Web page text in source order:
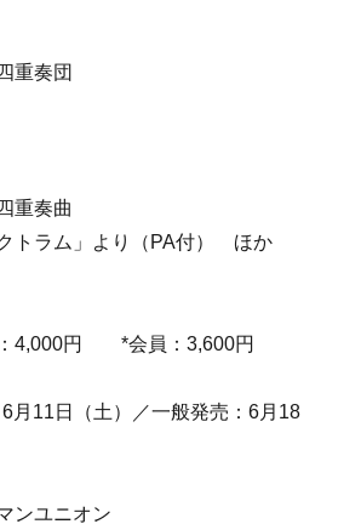
重奏団
重奏曲
トラム」より（PA付） ほか
：4,000円 *会員：3,600円
月11日（土）／一般発売：6月18
ンユニオン